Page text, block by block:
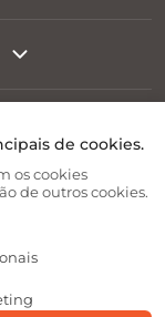
de cookies.
os cookies
de outros cookies.